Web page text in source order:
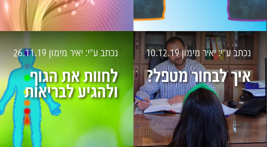
נכתב ע״י: יאיר מימון 10.12.19
איך לבחור מטפל?
נכתב ע״י: יאיר מימון 26.11.19
לחוות את הגוף
ולהגיע לבריאות